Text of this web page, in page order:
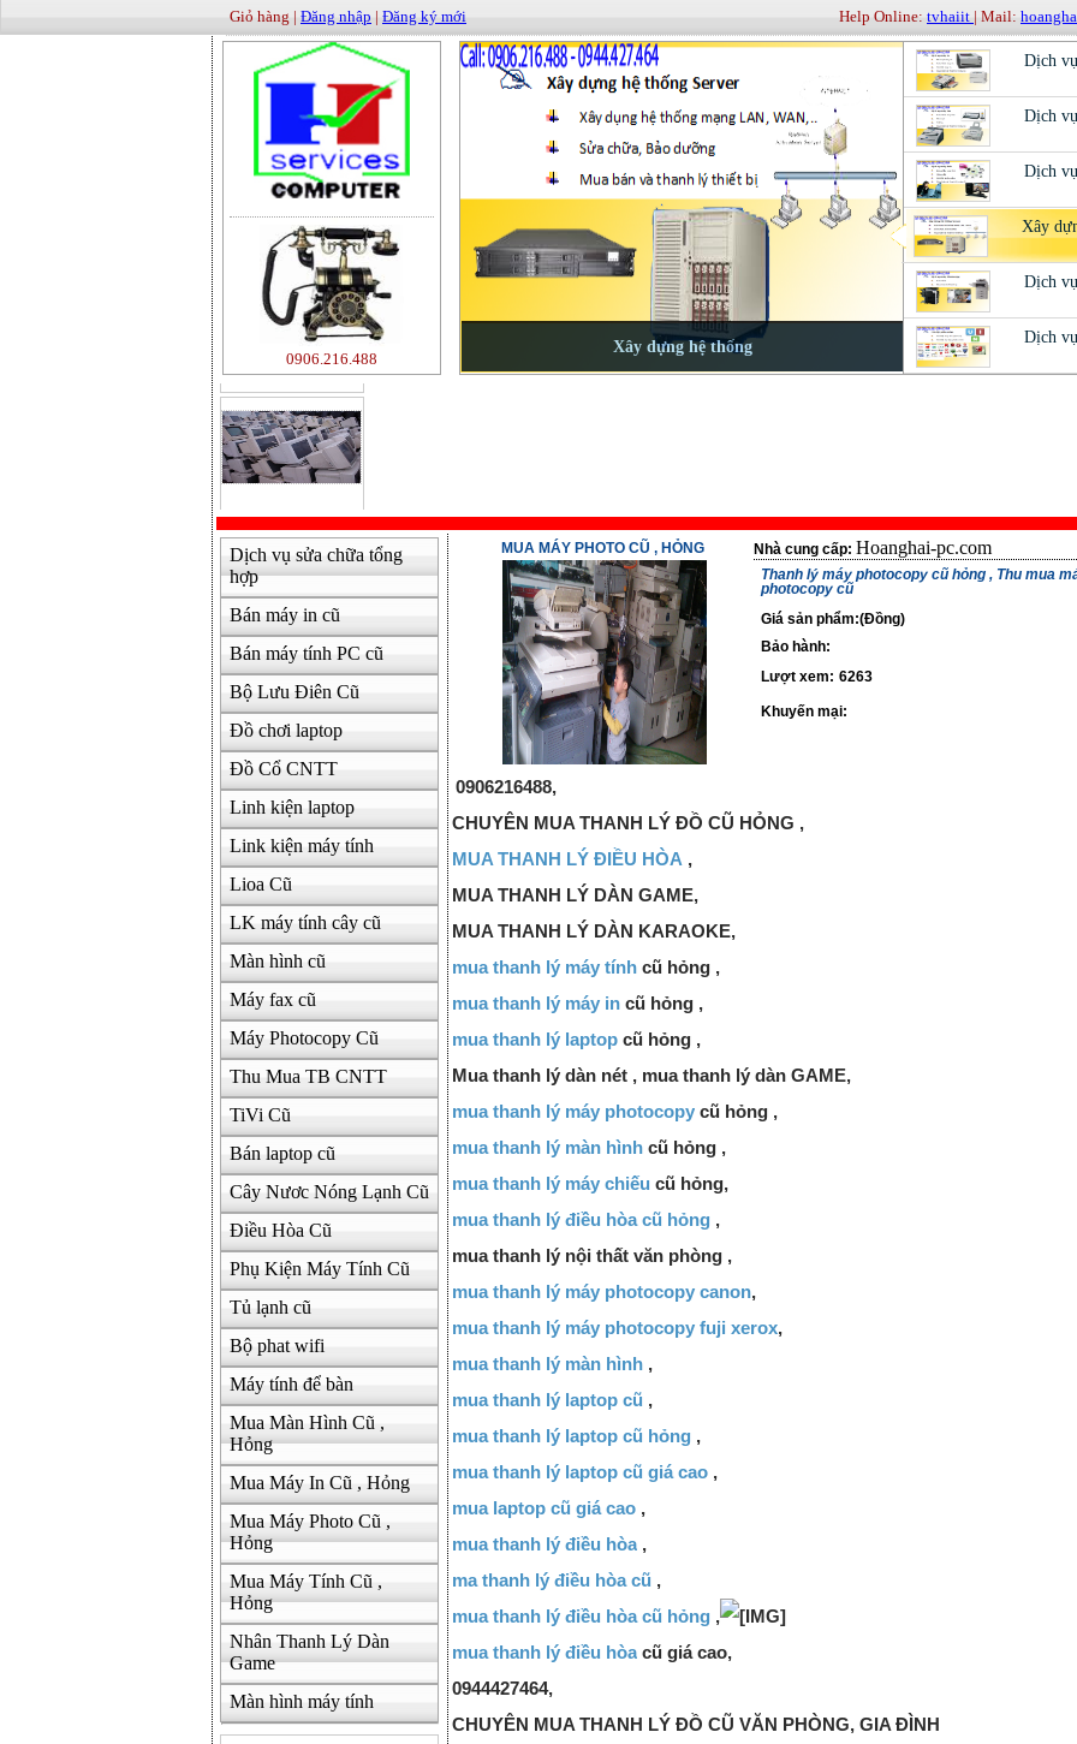
Giỏ hàng | Đăng nhập | Đăng ký mới Help Online: tvhaiit | Mail:
0906.216.488
Dịch vụ sửa chữa tổng
hợp
Bán máy in cũ
Bán máy tính PC cũ
Bộ Lưu Điên Cũ
Đồ chơi laptop
Đồ Cổ CNTT
Linh kiện laptop
Link kiện máy tính
Lioa Cũ
LK máy tính cây cũ
Màn hình cũ
Máy fax cũ
Máy Photocopy Cũ
Thu Mua TB CNTT
TiVi Cũ
Bán laptop cũ
Cây Nươc Nóng Lạnh Cũ
Điều Hòa Cũ
Phụ Kiện Máy Tính Cũ
Tủ lạnh cũ
Bộ phat wifi
Máy tính để bàn
Mua Màn Hình Cũ ,
Hỏng
Mua Máy In Cũ , Hỏng
Mua Máy Photo Cũ ,
Hỏng
Mua Máy Tính Cũ ,
Hỏng
Nhân Thanh Lý Dàn
Game
Màn hình máy tính
MUA MÁY PHOTO CŨ , HỎNG Nhà cung cấp: Hoanghai-pc.com
Thanh lý máy photocopy cũ hỏng , Thu mua
photocopy cũ
Giá sản phẩm:(Đồng)
Bảo hành:
Lượt xem: 6263
Khuyến mại:
0906216488,
CHUYÊN MUA THANH LÝ ĐỒ CŨ HỎNG ,
MUA THANH LÝ ĐIỀU HÒA ,
MUA THANH LÝ DÀN GAME,
MUA THANH LÝ DÀN KARAOKE,
mua thanh lý máy tínhcũ hỏng ,
mua thanh lý máy incũ hỏng ,
mua thanh lý laptopcũ hỏng ,
Mua thanh lý dàn nét , mua thanh lý dàn GAME,
mua thanh lý máy photocopycũ hỏng ,
mua thanh lý màn hìnhcũ hỏng ,
mua thanh lý máy chiếu cũ hỏng,
mua thanh lý điều hòa cũ hỏng,
mua thanh lý nội thất văn phòng ,
mua thanh lý máy photocopy canon,
mua thanh lý máy photocopy fuji xerox,
mua thanh lý màn hình,
mua thanh lý laptop cũ ,
mua thanh lý laptop cũ hỏng,
mua thanh lý laptop cũ giá cao,
mua laptop cũ giá cao,
mua thanh lý điều hòa,
ma thanh lý điều hòa cũ ,
mua thanh lý điều hòa cũ hỏng,
mua thanh lý điều hòacũ giá cao,
0944427464,
CHUYÊN MUA THANH LÝ ĐỒ CŨ VĂN PHÒNG, GIA ĐÌNH